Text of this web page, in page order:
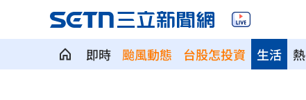
即時 颱風動態 台股怎投資 生活